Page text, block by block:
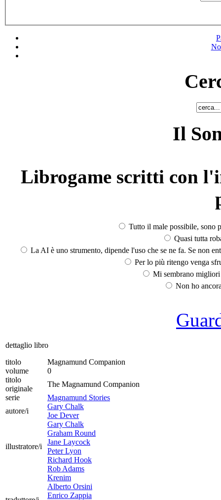
Il
Librogame scritti con
Tutto il male possibile, sono
Quasi tutta
La AI è uno strumento, dipende l'uso che se ne fa. Se non
Per lo più ritengo venga
Mi sembrano
Non ho
dettaglio libro
titolo
Magnamund Companion
volume
0
titolo
originale
The Magnamund Companion
serie
Magnamund Stories
autore/i
Gary Chalk
Joe Dever
illustratore/i
Gary Chalk
Graham Round
Jane Laycock
Peter Lyon
Richard Hook
Rob Adams
Krenim
Alberto Orsini
Enrico Zappia